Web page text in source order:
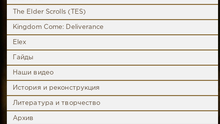
The Elder Scrolls (TES)
Kingdom Come: Deliverance
Elex
Гайды
Наши видео
История и реконструкция
Литература и творчество
Архив